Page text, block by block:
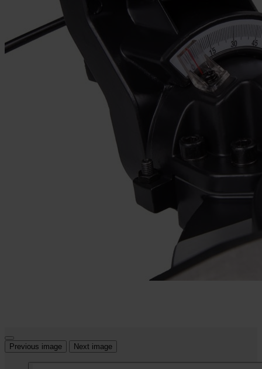
Previous image Next image